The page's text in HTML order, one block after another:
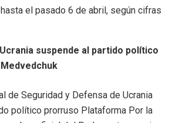
el pasado 6 de abril, según cifras
Ucrania suspende al partido político
Medvedchuk
de Seguridad y Defensa de Ucrania
político prorruso Plataforma Por la